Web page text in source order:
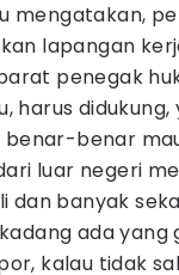
mengatakan,
lapangan
penegak
harus
benar
luar negeri
dan banyak
ada yang
kalau tidak